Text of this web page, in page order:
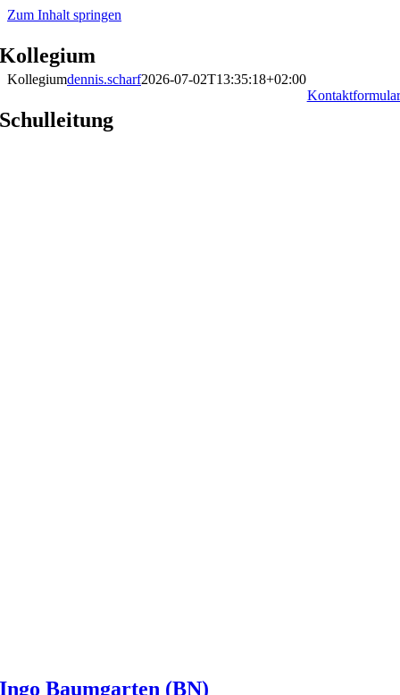
Zum Inhalt springen
Kollegium
Kollegiumdennis.scharf2026-07-02T13:35:18+02:00
Kontaktformular
Schulleitung
Ingo Baumgarten (BN)